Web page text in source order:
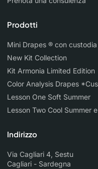
Prodotti
Mini Drapes ® con custodia
New Kit Collection
Kit Armonia Limited Edition
Color Analysis Drapes
Lesson One Soft Summer
Lesson Two Cool Summer
Indirizzo
Via Cagliari 4, Sestu
Cagliari - Sardegna